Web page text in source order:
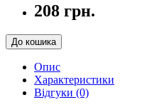
208 грн.
До кошика
Опис
Характеристики
Відгуки (0)